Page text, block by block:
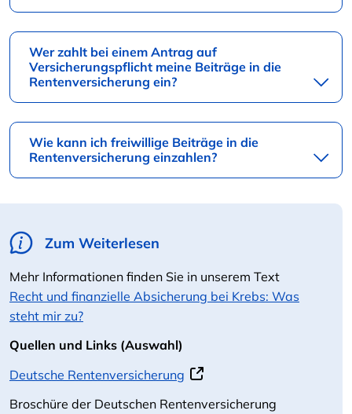
Wer zahlt bei einem Antrag auf
Versicherungspflicht meine Beiträge in die
Rentenversicherung ein?
Wie kann ich freiwillige Beiträge in die
Rentenversicherung einzahlen?
Zum Weiterlesen
Mehr Informationen finden Sie in unserem Text
Recht und finanzielle Absicherung bei Krebs: Was
steht mir zu?
Quellen und Links (Auswahl)
Deutsche Rentenversicherung
Broschüre der Deutschen Rentenversicherung